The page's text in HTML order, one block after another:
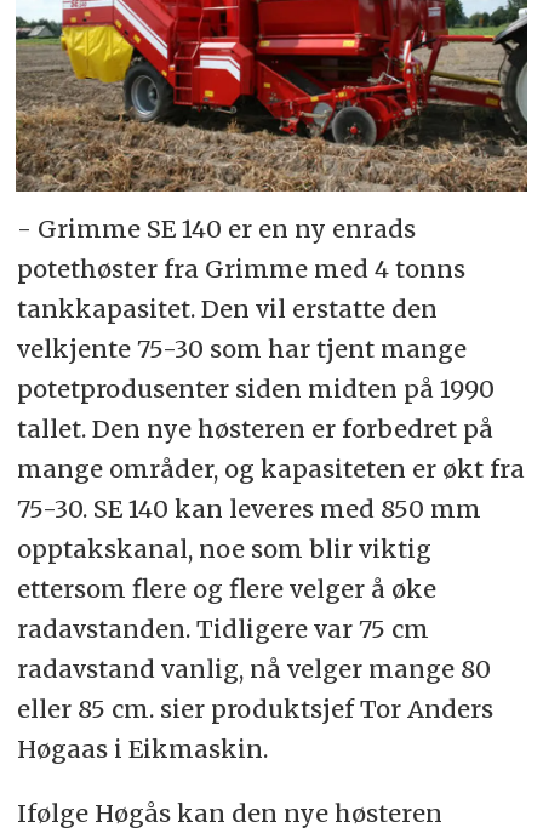
- Grimme SE 140 er en ny enrads
potethøster fra Grimme med 4 tonns
tankkapasitet. Den vil erstatte den
velkjente 75-30 som har tjent mange
potetprodusenter siden midten på 1990
tallet. Den nye høsteren er forbedret på
mange områder, og kapasiteten er økt fra
75-30. SE 140 kan leveres med 850 mm
opptakskanal, noe som blir viktig
ettersom flere og flere velger å øke
radavstanden. Tidligere var 75 cm
radavstand vanlig, nå velger mange 80
eller 85 cm. sier produktsjef Tor Anders
Høgaas i Eikmaskin.
Ifølge Høgås kan den nye høsteren